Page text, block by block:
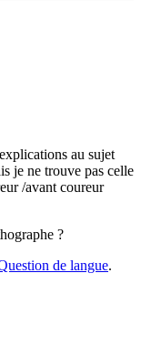
au sujet
je ne trouve pas celle
/avant coureur
?
de langue.